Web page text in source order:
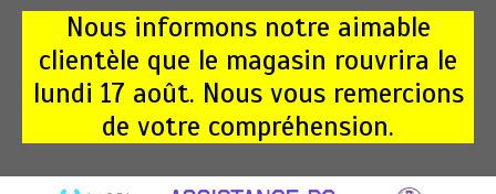
Aller
contenu
Nous informons notre aimable
clientèle que le magasin rouvrira le
lundi 17 août. Nous vous remercions
de votre compréhension.